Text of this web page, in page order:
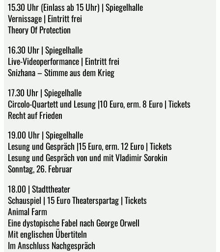
15.30 Uhr (Einlass ab 15 Uhr) | Spiegelhalle
Vernissage | Eintritt frei
Theory Of Protection
16.30 Uhr | Spiegelhalle
Live-Videoperformance | Eintritt frei
Snizhana – Stimme aus dem Krieg
17.30 Uhr | Spiegelhalle
Circolo-Quartett und Lesung |10 Euro, erm. 8 Euro | Tickets
Recht auf Frieden
19.00 Uhr | Spiegelhalle
Lesung und Gespräch |15 Euro, erm. 12 Euro | Tickets
Lesung und Gespräch von und mit Vladimir Sorokin
Sonntag, 26. Februar
18.00 | Stadttheater
Schauspiel | 15 Euro Theaterspartag | Tickets
Animal Farm
Eine dystopische Fabel nach George Orwell
Mit englischen Übertiteln
Im Anschluss Nachgespräch